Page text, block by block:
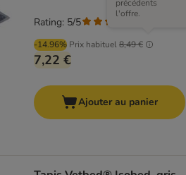
-14.96% Prix habituel8,49 €
précédents
l'offre.
7,22 €
Rating: 5/5
Ajouter au panier